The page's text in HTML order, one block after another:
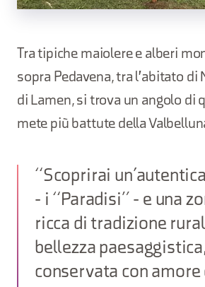
Tra tipiche maiolere e alberi
sopra Pedavena, tra l'abitato di
di Lamen, si trova un angolo di
mete più battute della
“Scoprirai
- i “Paradisi” - e una
ricca di tradizione
bellezza paesaggistica,
conservata con amore